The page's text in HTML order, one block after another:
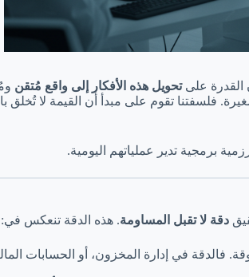
القدرة علىتحويل هذه الأفكار إلى واقع مُتقن
فلسفتنا تقوم على مبدأ أن القيمة لا تُخلق
برمجية تدير عملياتهم اليومية.
دقة لا تقبل المساومة. هذه الدقة تنعكس في:
في إدارة المخزون، أو الحسابات